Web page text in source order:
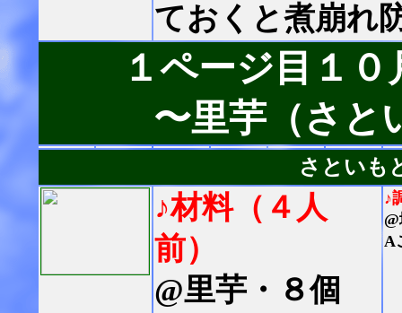
ておくと煮崩れ
１ページ目１
〜里芋（さと
さといも
♪材料（４人
前）
@里芋・８個
♪
A